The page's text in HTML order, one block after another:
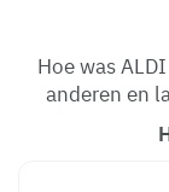
Hoe was
anderen en